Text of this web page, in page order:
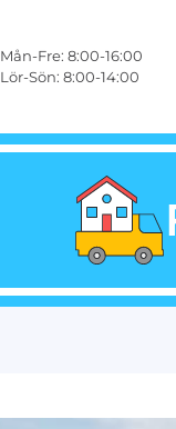
Mån-Fre: 8:00-16:00
Lör-Sön: 8:00-14:00